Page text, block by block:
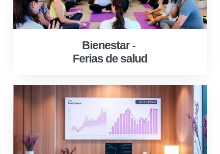
Bienestar -
Ferias de salud